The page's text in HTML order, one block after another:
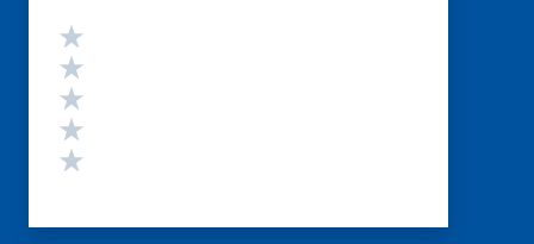
Valutazione